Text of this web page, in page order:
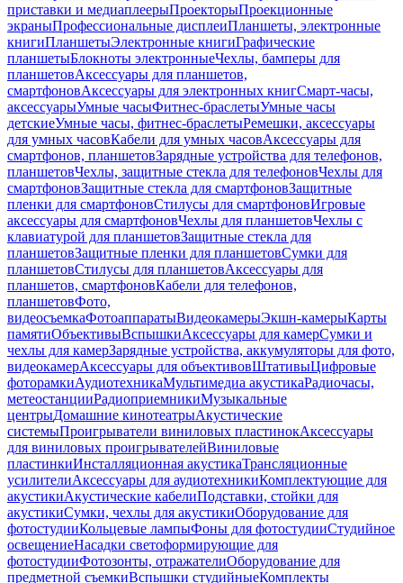
приставки и медиаплеерыПроекторыПроекционные
экраныПрофессиональные дисплеиПланшеты, электронные
книгиПланшетыЭлектронные книгиГрафические
планшетыБлокноты электронныеЧехлы, бамперы для
планшетовАксессуары для планшетов,
смартфоновАксессуары для электронных книгСмарт-часы,
аксессуарыУмные часыФитнес-браслетыУмные часы
детскиеУмные часы, фитнес-браслетыРемешки, аксессуары
для умных часовКабели для умных часовАксессуары для
смартфонов, планшетовЗарядные устройства для телефонов,
планшетовЧехлы, защитные стекла для телефоновЧехлы для
смартфоновЗащитные стекла для смартфоновЗащитные
пленки для смартфоновСтилусы для смартфоновИгровые
аксессуары для смартфоновЧехлы для планшетовЧехлы с
клавиатурой для планшетовЗащитные стекла для
планшетовЗащитные пленки для планшетовСумки для
планшетовСтилусы для планшетовАксессуары для
планшетов, смартфоновКабели для телефонов,
планшетовФото,
видеосъемкаФотоаппаратыВидеокамерыЭкшн-камерыКарты
памятиОбъективыВспышкиАксессуары для камерСумки и
чехлы для камерЗарядные устройства, аккумуляторы для фото,
видеокамерАксессуары для объективовШтативыЦифровые
фоторамкиАудиотехникаМультимедиа акустикаРадиочасы,
метеостанцииРадиоприемникиМузыкальные
центрыДомашние кинотеатрыАкустические
системыПроигрыватели виниловых пластинокАксессуары
для виниловых проигрывателейВиниловые
пластинкиИнсталляционная акустикаТрансляционные
усилителиАксессуары для аудиотехникиКомплектующие для
акустикиАкустические кабелиПодставки, стойки для
акустикиСумки, чехлы для акустикиОборудование для
фотостудииКольцевые лампыФоны для фотостудииСтудийное
освещениеНасадки светоформирующие для
фотостудииФотозонты, отражателиОборудование для
предметной съемкиВспышки студийныеКомплекты